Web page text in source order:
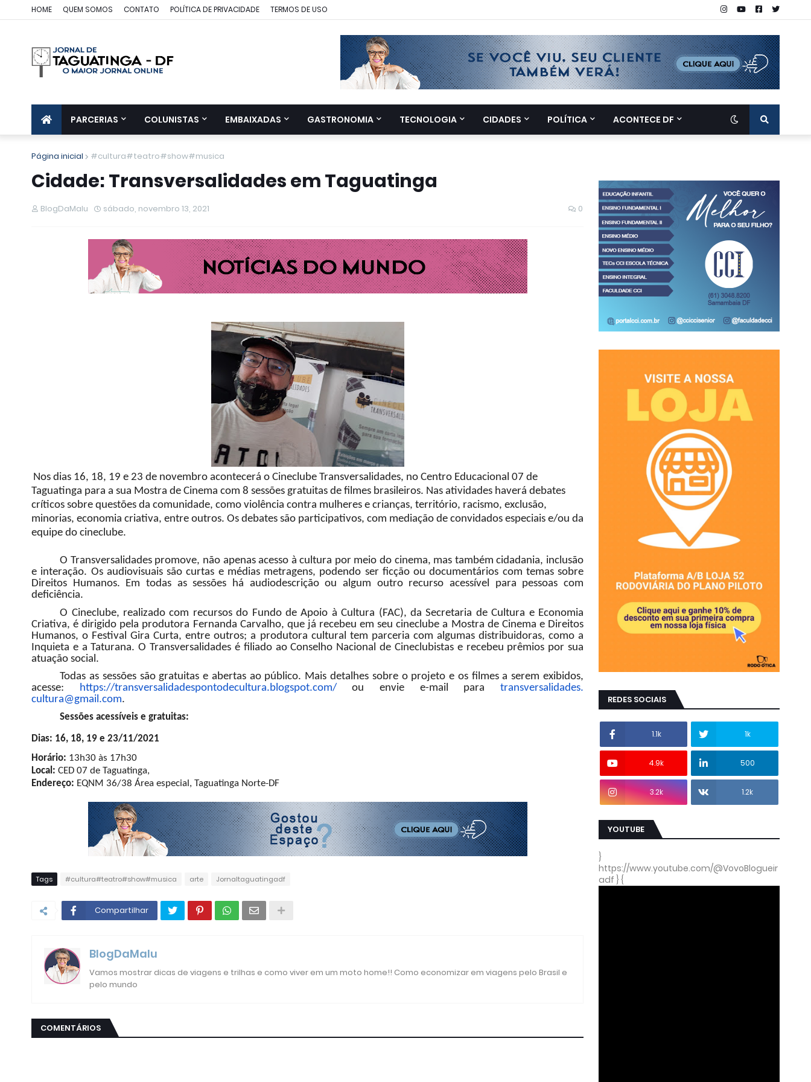
HOME QUEM SOMOS CONTATO POLÍTICA DE PRIVACIDADE TERMOS DE USO
PARCERIAS COLUNISTAS EMBAIXADAS GASTRONOMIA TECNOLOGIA CIDADES POLÍTICA ACONTECE DF
Página inicial #cultura#teatro#show#musica
Cidade: Transversalidades em Taguatinga
BlogDaMalu sábado, novembro 13, 2021 0
Nos dias 16, 18, 19 e 23 de novembro acontecerá o Cineclube Transversalidades, no Centro Educacional 07 de
Taguatinga para a sua Mostra de Cinema com 8 sessões gratuitas de filmes brasileiros. Nas atividades haverá debates
críticos sobre questões da comunidade, como violência contra mulheres e crianças, território, racismo, exclusão,
minorias, economia criativa, entre outros. Os debates são participativos, com mediação de convidados especiais e/ou da
equipe do cineclube.
O Transversalidades promove, não apenas acesso à cultura por meio do cinema, mas também cidadania, inclusão
e interação. Os audiovisuais são curtas e médias metragens, podendo ser ficção ou documentários com temas sobre
Direitos Humanos. Em todas as sessões há audiodescrição ou algum outro recurso acessível para pessoas com
deficiência.
O Cineclube, realizado com recursos do Fundo de Apoio à Cultura (FAC), da Secretaria de Cultura e Economia
Criativa, é dirigido pela produtora Fernanda Carvalho, que já recebeu em seu cineclube a Mostra de Cinema e Direitos
Humanos, o Festival Gira Curta, entre outros; a produtora cultural tem parceria com algumas distribuidoras, como a
Inquieta e a Taturana. O Transversalidades é filiado ao Conselho Nacional de Cineclubistas e recebeu prêmios por sua
atuação social.
Todas as sessões são gratuitas e abertas ao público. Mais detalhes sobre o projeto e os filmes a serem exibidos,
acesse: https://transversalidadespontodecultura.blogspot.com/ou envie e-mail paratransversalidades.
cultura@gmail.com.
Sessões acessíveis e gratuitas:
Dias: 16, 18, 19 e 23/11/2021
Horário: 13h30 às 17h30
Local: CED 07 de Taguatinga,
Endereço: EQNM 36/38 Área especial, Taguatinga Norte-DF
Tags #cultura#teatro#show#musica arte Jornaltaguatingadf
Compartilhar
BlogDaMalu
Vamos mostrar dicas de viagens e trilhas e como viver em um moto home!! Como economizar em viagens pelo Brasil e
pelo mundo
COMENTÁRIOS
REDES SOCIAIS
1.1k 1k
4.9k 500
3.2k 1.2k
YOUTUBE
}
https://www.youtube.com/@VovoBlogueir
adf } {